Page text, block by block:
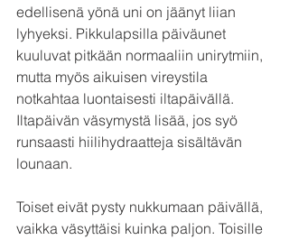
edellisenä yönä uni on jäänyt liian
lyhyeksi. Pikkulapsilla päiväunet
kuuluvat pitkään normaaliin unirytmiin,
mutta myös aikuisen vireystila
notkahtaa luontaisesti iltapäivällä.
Iltapäivän väsymystä lisää, jos syö
runsaasti hiilihydraatteja sisältävän
lounaan.
Toiset eivät pysty nukkumaan päivällä,
vaikka väsyttäisi kuinka paljon. Toisille